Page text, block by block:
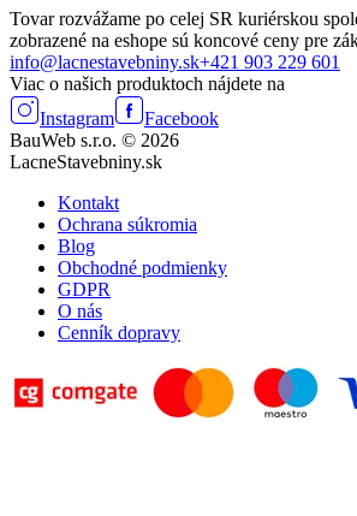
Tovar rozvážame po celej SR kuriérskou
zobrazené na eshope sú koncové ceny pre
info@lacnestavebniny.sk+421 903 229 601
Viac o našich produktoch nájdete na
Instagram
Facebook
BauWeb s.r.o. © 2026
LacneStavebniny.sk
Kontakt
Ochrana súkromia
Blog
Obchodné podmienky
GDPR
O nás
Cenník dopravy